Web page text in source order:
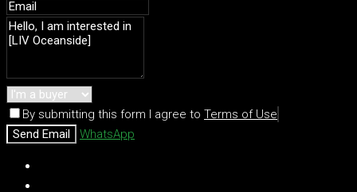
By submitting this form I agree to Terms of Use
Send Email
WhatsApp